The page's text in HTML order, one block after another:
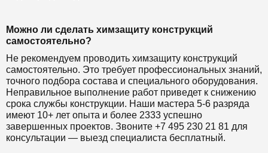
Можно ли сделать химзащиту конструкций
самостоятельно?
Не рекомендуем проводить химзащиту конструкций
самостоятельно. Это требует профессиональных знаний,
точного подбора состава и специального оборудования.
Неправильное выполнение работ приведет к снижению
срока службы конструкции. Наши мастера 5-6 разряда
имеют 10+ лет опыта и более 2333 успешно
завершенных проектов. Звоните +7 495 230 21 81 для
консультации — выезд специалиста бесплатный.